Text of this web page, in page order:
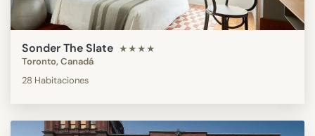
Sonder The Slate ★★★★
Toronto, Canadá
28 Habitaciones